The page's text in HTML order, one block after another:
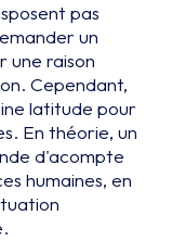
pas
un
une raison
Cependant,
latitude pour
En théorie, un
d'acompte
humaines, en